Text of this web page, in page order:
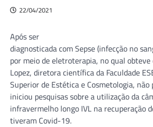
22/04/2021
Após ser
diagnosticada com Sepse (infecção no
por meio de eletroterapia, no qual
Lopez, diretora científica da Faculdade
Superior de Estética e Cosmetologia,
iniciou pesquisas sobre a utilização da
infravermelho longo IVL na recuperação
tiveram Covid-19.